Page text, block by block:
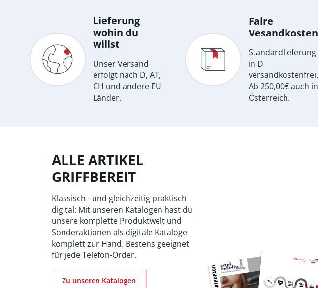
Lieferung
wohin du
willst
Unser Versand
erfolgt nach D, AT,
CH und andere EU
Länder.
Faire
Vesandkosten
Standardlieferung
in D
versandkostenfrei.
Ab 250,00€ auch in
Österreich.
ALLE ARTIKEL
GRIFFBEREIT
Klassisch - und gleichzeitig praktisch
digital: Mit unseren Katalogen hast du
unsere komplette Produktwelt und
Sonderaktionen als digitale Kataloge
komplett zur Hand. Bestens geeignet
für jede Telefon-Order.
Zu unseren Katalogen